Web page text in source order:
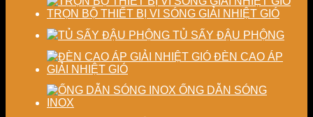
TRỌN BỘ THIẾT BỊ VI SÓNG GIẢI NHIỆT GIÓ
TỦ SẤY ĐẬU PHỘNG
ĐÈN CAO ÁP
GIẢI NHIỆT GIÓ
ỐNG DẪN SÓNG
INOX